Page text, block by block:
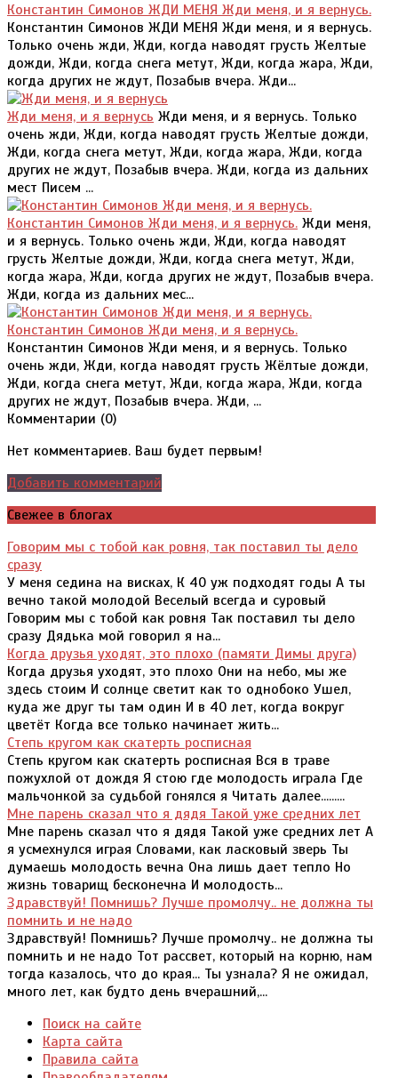
Константин Симонов ЖДИ МЕНЯ Жди меня, и я вернусь.
Константин Симонов ЖДИ МЕНЯ Жди меня, и я вернусь.
Только очень жди, Жди, когда наводят грусть Желтые
дожди, Жди, когда снега метут, Жди, когда жара, Жди,
когда других не ждут, Позабыв вчера. Жди...
Жди меня, и я вернусь Жди меня, и я вернусь. Только
очень жди, Жди, когда наводят грусть Желтые дожди,
Жди, когда снега метут, Жди, когда жара, Жди, когда
других не ждут, Позабыв вчера. Жди, когда из дальних
мест Писем ...
Константин Симонов Жди меня, и я вернусь. Жди меня,
и я вернусь. Только очень жди, Жди, когда наводят
грусть Желтые дожди, Жди, когда снега метут, Жди,
когда жара, Жди, когда других не ждут, Позабыв вчера.
Жди, когда из дальних мес...
Константин Симонов Жди меня, и я вернусь.
Константин Симонов Жди меня, и я вернусь. Только
очень жди, Жди, когда наводят грусть Жёлтые дожди,
Жди, когда снега метут, Жди, когда жара, Жди, когда
других не ждут, Позабыв вчера. Жди, ...
Комментарии (0)
Нет комментариев. Ваш будет первым!
Добавить комментарий
Свежее в блогах
Говорим мы с тобой как ровня, так поставил ты дело
сразу
У меня седина на висках, К 40 уж подходят годы А ты
вечно такой молодой Веселый всегда и суровый
Говорим мы с тобой как ровня Так поставил ты дело
сразу Дядька мой говорил я на...
Когда друзья уходят, это плохо (памяти Димы друга)
Когда друзья уходят, это плохо Они на небо, мы же
здесь стоим И солнце светит как то однобоко Ушел,
куда же друг ты там один И в 40 лет, когда вокруг
цветёт Когда все только начинает жить...
Степь кругом как скатерть росписная
Степь кругом как скатерть росписная Вся в траве
пожухлой от дождя Я стою где молодость играла Где
мальчонкой за судьбой гонялся я Читать далее.........
Мне парень сказал что я дядя Такой уже средних лет
Мне парень сказал что я дядя Такой уже средних лет А
я усмехнулся играя Словами, как ласковый зверь Ты
думаешь молодость вечна Она лишь дает тепло Но
жизнь товарищ бесконечна И молодость...
Здравствуй! Помнишь? Лучше промолчу.. не должна ты
помнить и не надо
Здравствуй! Помнишь? Лучше промолчу.. не должна ты
помнить и не надо Тот рассвет, который на корню, нам
тогда казалось, что до края... Ты узнала? Я не ожидал,
много лет, как будто день вчерашний,...
Поиск на сайте
Карта сайта
Правила сайта